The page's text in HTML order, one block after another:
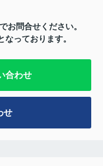
お問合せください。
なっております。
合わせ
せ